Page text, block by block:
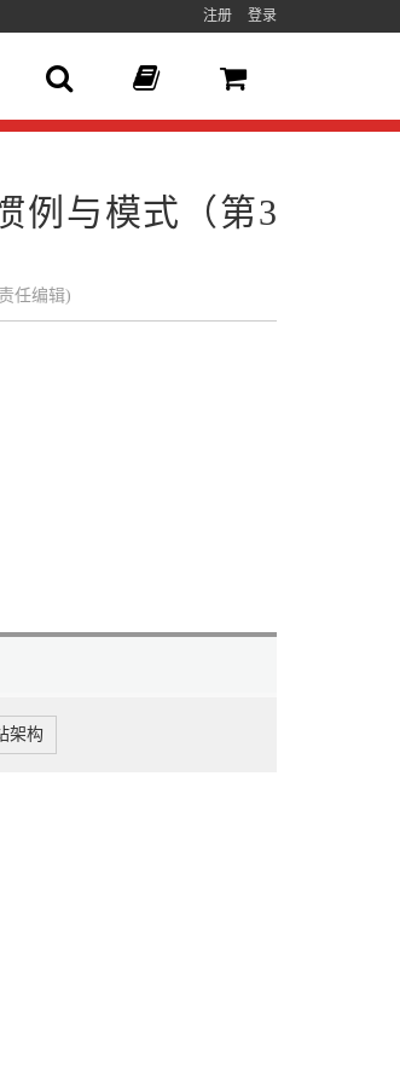
注册 登录
例与模式（第3
任编辑)
架构